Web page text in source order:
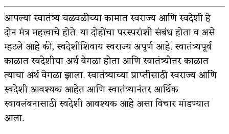
४ जुलै – इतिहासात घडलेल्या महत्त्वाच्या घटना
सुवर्ण – झळाळी
‘अर्थ’पूर्ण हास्य
अष्टपैलू : खंडू रांगणेकर
अपूर्ण कथा
आपल्या स्वातंत्र्य चळवळीच्या कामात स्वराज्य आणि स्वदेशी हे
दोन मंत्र महत्त्वाचे होते. या दोहोंचा परस्परांशी संबंध होता व असे
म्हटले आहे की, स्वदेशीशिवाय स्वराज्य अपूर्ण आहे. स्वातंत्र्यपूर्व
काळात स्वदेशीचा अर्थ वेगळा होता आणि स्वातंत्र्योत्तर काळात
त्याचा अर्थ वेगळा झाला. स्वातंत्र्याच्या प्राप्तीसाठी स्वराज्य आणि
स्वदेशी आवश्यक आहेत आणि स्वातंत्र्यानंतर आर्थिक
स्वावलंबनासाठी स्वदेशी आवश्यक आहे असा विचार मांडण्यात
आला.